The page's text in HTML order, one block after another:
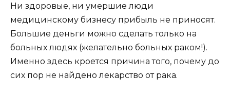
Ни здоровые, ни умершие люди
медицинскому бизнесу прибыль не приносят.
Большие деньги можно сделать только на
больных людях (желательно больных раком!).
Именно здесь кроется причина того, почему до
сих пор не найдено лекарство от рака.